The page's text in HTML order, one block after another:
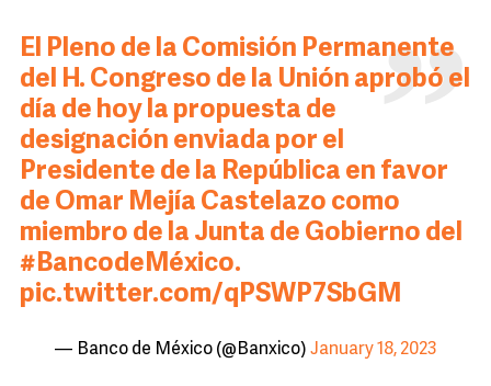
El Pleno de la Comisión Permanente
del H. Congreso de la Unión aprobó el
día de hoy la propuesta de
designación enviada por el
Presidente de la República en favor
de Omar Mejía Castelazo como
miembro de la Junta de Gobierno del
#BancodeMéxico.
pic.twitter.com/qPSWP7SbGM
— Banco de México (@Banxico) January 18, 2023